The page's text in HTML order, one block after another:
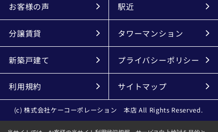
お客様の声 駅近
分譲賃貸 タワーマンション
新築戸建て プライバシーポリシー
利用規約 サイトマップ
(c) 株式会社ケーコーポレーション 本店 All Rights Reserved.